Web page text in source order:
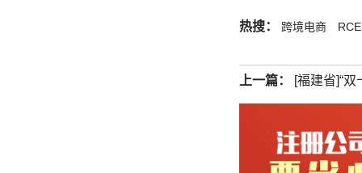
热搜： 跨境电商
上一篇： [福建省]“